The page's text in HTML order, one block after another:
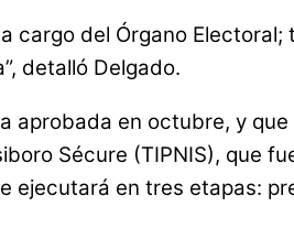
cargo del Órgano
detalló Delgado.
aprobada en octubre, y
Sécure (TIPNIS), que
ejecutará en tres etapas: